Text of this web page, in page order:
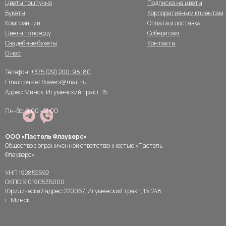
ООО «Пастель Флауверс»
Общество с ограниченной ответственностью «Пастель
Флауверс»
УНП 192852592
ОКПО 510190535000
Юридический адрес: 220067, Игуменский тракт, 15-248,
г. Минск
Телефон:+375 (29) 200-98-80
Email: pastel.flowers@mail.ru
Цветы поштучно
Адрес: Минск, Игуменский тракт, 15
Букеты
Композиции
Цветы по поводу
Пн-Вс: 9:00 - 21:00
Свадебные букеты
О нас
Подписка на цветы
Корпоративным клиентам
Оплата и доставка
Собери сам
Контакты